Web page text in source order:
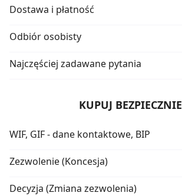
Dostawa i płatność
Odbiór osobisty
Najczęściej zadawane pytania
KUPUJ BEZPIECZNIE
WIF, GIF - dane kontaktowe, BIP
Zezwolenie (Koncesja)
Decyzja (Zmiana zezwolenia)